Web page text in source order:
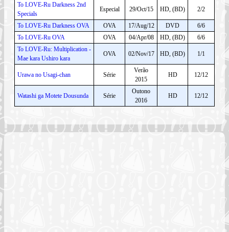
To LOVE-Ru Darkness 2nd
Specials
Especial 29/Oct/15 HD, (BD) 2/2
To LOVE-Ru Darkness OVA OVA 17/Aug/12 DVD
6/6
To LOVE-Ru OVA
OVA 04/Apr/08 HD, (BD)
6/6
To LOVE-Ru: Multiplication -
Mae kara Ushiro kara
OVA 02/Nov/17 HD, (BD) 1/1
Urawa no Usagi-chan Série
Verão
2015
HD 12/12
Watashi ga Motete Dousunda Série
Outono
2016
HD 12/12